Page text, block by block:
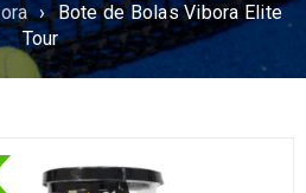
› Bote de Bolas Vibora Elite
Tour